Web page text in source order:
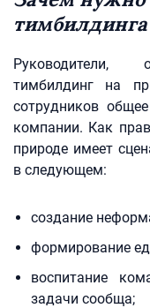
Руководители,
тимбилдинг на
сотрудников
компании. Как
природе имеет
в следующем:
создание
формирование
воспитание
задачи сообща;